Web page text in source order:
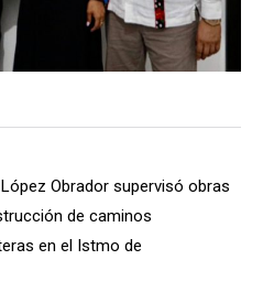
Obrador supervisó obras
de caminos
en el Istmo de